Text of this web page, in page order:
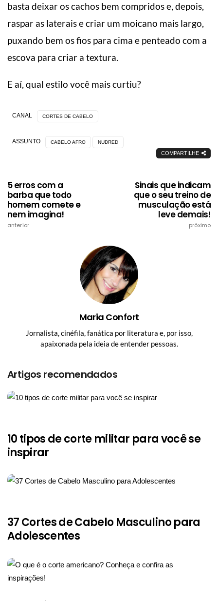
basta deixar os cachos bem compridos e, depois,
raspar as laterais e criar um moicano mais largo,
puxando bem os fios para cima e penteado com a
escova para criar a textura.
E aí, qual estilo você mais curtiu?
CANAL CORTES DE CABELO
ASSUNTO CABELO AFRO NUDRED
COMPARTILHE
5 erros com a
barba que todo
homem comete e
nem imagina!
anterior
Sinais que indicam
que o seu treino de
musculação está
leve demais!
próximo
Maria Confort
Jornalista, cinéfila, fanática por literatura e, por isso,
apaixonada pela ideia de entender pessoas.
Artigos recomendados
10 tipos de corte militar para você se
inspirar
37 Cortes de Cabelo Masculino para
Adolescentes